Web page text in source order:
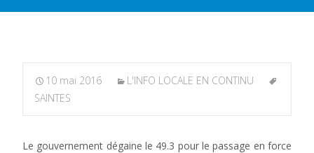
10 mai 2016
L'INFO LOCALE EN CONTINU
SAINTES
Le gouvernement dégaine le 49.3 pour le passage en force